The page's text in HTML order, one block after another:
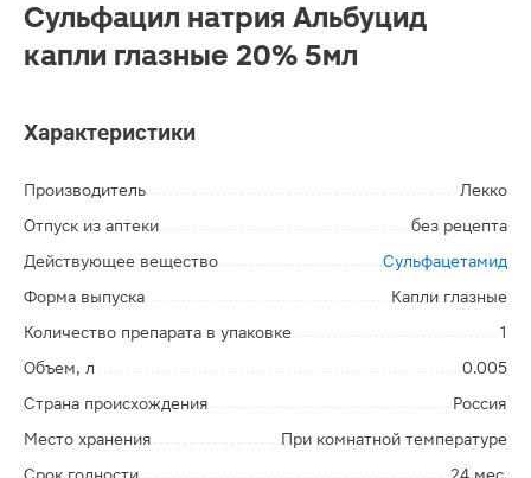
Сульфацил натрия Альбуцид
капли глазные 20% 5мл
Характеристики
Производитель
Лекко
Отпуск из аптеки
без рецепта
Действующее вещество
Сульфацетамид
Форма выпуска
Капли глазные
Количество препарата в упаковке
1
Объем, л
0.005
Страна происхождения
Россия
Место хранения
При комнатной температуре